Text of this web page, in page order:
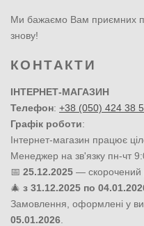
Ми бажаємо Вам приємних
знову!
КОНТАКТИ
ІНТЕРНЕТ-МАГАЗИН
Телефон: +38 (050) 424 38
Графік роботи:
Інтернет-магазин працює
Менеджер на зв'язку пн-чт
📅 25.12.2025 — скорочений
🎄 з 31.12.2025 по
Замовлення, оформлені у
05.01.2026